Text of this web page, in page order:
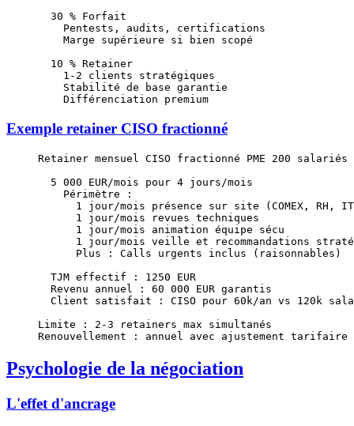
  30 % Forfait
    Pentests, audits, certifications
    Marge supérieure si bien scopé
  10 % Retainer
    1-2 clients stratégiques
    Stabilité de base garantie
    Différenciation premium
Exemple retainer CISO fractionné
Retainer mensuel CISO fractionné PME 200
  5 000 EUR/mois pour 4 jours/mois
    Périmètre :
1 jour/mois présence sur site (COMEX, RH,
      1 jour/mois revues techniques
      1 jour/mois animation équipe sécu
1 jour/mois veille et recommandations
      Plus : Calls urgents inclus (raisonnables)
  TJM effectif : 1250 EUR
  Revenu annuel : 60 000 EUR garantis
Client satisfait : CISO pour 60k/an vs 120k
Limite : 2-3 retainers max simultanés
Renouvellement : annuel avec ajustement tarifaire
Psychologie de la négociation
L'effet d'ancrage